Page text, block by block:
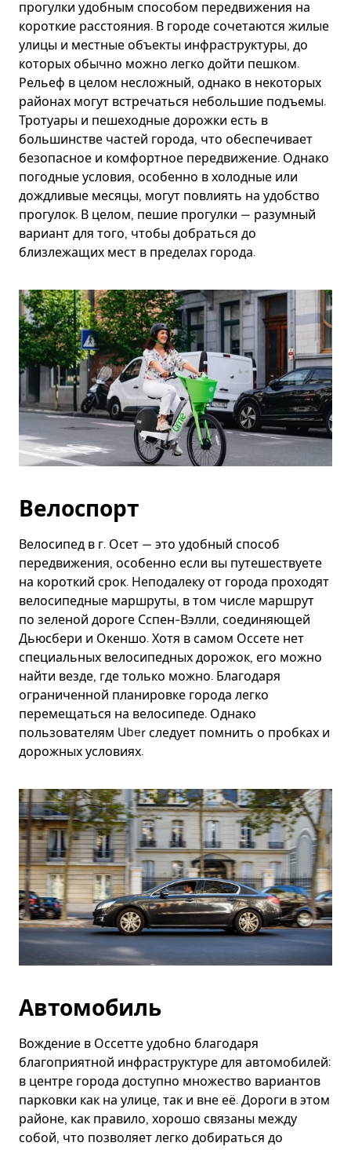
прогулки удобным способом передвижения на
короткие расстояния. В городе сочетаются жилые
улицы и местные объекты инфраструктуры, до
которых обычно можно легко дойти пешком.
Рельеф в целом несложный, однако в некоторых
районах могут встречаться небольшие подъемы.
Тротуары и пешеходные дорожки есть в
большинстве частей города, что обеспечивает
безопасное и комфортное передвижение. Однако
погодные условия, особенно в холодные или
дождливые месяцы, могут повлиять на удобство
прогулок. В целом, пешие прогулки — разумный
вариант для того, чтобы добраться до
близлежащих мест в пределах города.
Велоспорт
Велосипед в г. Осет — это удобный способ
передвижения, особенно если вы путешествуете
на короткий срок. Неподалеку от города проходят
велосипедные маршруты, в том числе маршрут
по зеленой дороге Сспен-Вэлли, соединяющей
Дьюсбери и Океншо. Хотя в самом Оссете нет
специальных велосипедных дорожок, его можно
найти везде, где только можно. Благодаря
ограниченной планировке города легко
перемещаться на велосипеде. Однако
пользователям Uber следует помнить о пробках и
дорожных условиях.
Автомобиль
Вождение в Оссетте удобно благодаря
благоприятной инфраструктуре для автомобилей:
в центре города доступно множество вариантов
парковки как на улице, так и вне её. Дороги в этом
районе, как правило, хорошо связаны между
собой, что позволяет легко добираться до